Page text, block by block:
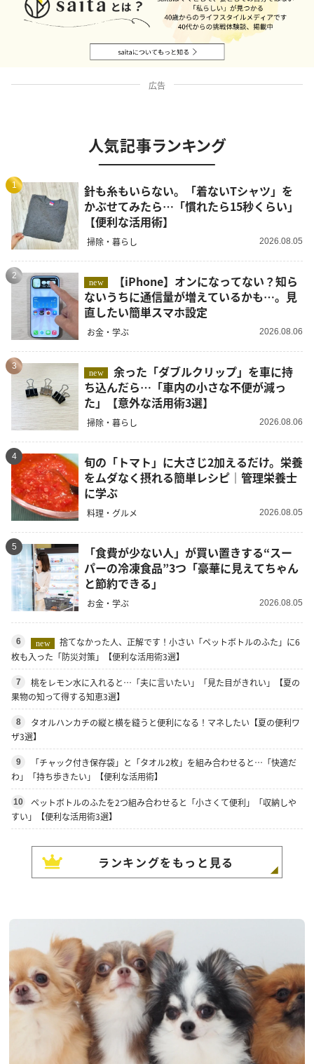
広告
人気記事ランキング
1
針も糸もいらない。「着ないTシャツ」を
かぶせてみたら…「慣れたら15秒くらい」
【便利な活用術】
掃除・暮らし 2026.08.05
2
new
ないうちに通信量が増えているかも…。見
直したい簡単スマホ設定
お金・学ぶ 2026.08.06
3
new
余った「ダブルクリップ」を車に持
ち込んだら…「車内の小さな不便が減っ
た」【意外な活用術3選】
掃除・暮らし 2026.08.06
4
旬の「トマト」に大さじ2加えるだけ。栄養
をムダなく摂れる簡単レシピ｜管理栄養士
に学ぶ
料理・グルメ 2026.08.05
5
「食費が少ない人」が買い置きする“スー
パーの冷凍食品”3つ「豪華に見えてちゃん
と節約できる」
お金・学ぶ 2026.08.05
6 new
捨てなかった人、正解です！小さい「ペットボトルのふた」に6
枚も入った「防災対策」【便利な活用術3選】
7
桃をレモン水に入れると…「夫に言いたい」「見た目がきれい」【夏の
果物の知って得する知恵3選】
8
タオルハンカチの縦と横を縫うと便利になる！マネしたい【夏の便利ワ
ザ3選】
9
「チャック付き保存袋」と「タオル2枚」を組み合わせると…「快適だ
わ」「持ち歩きたい」【便利な活用術】
10
ペットボトルのふたを2つ組み合わせると「小さくて便利」「収納しや
すい」【便利な活用術3選】
ランキングをもっと見る